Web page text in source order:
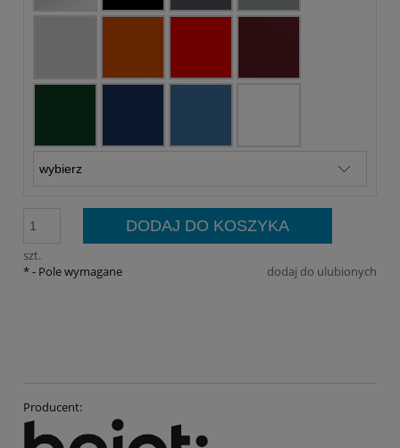
szt.
DODAJ DO KOSZYKA
dodaj do ulubionych
*- Pole wymagane
Producent: